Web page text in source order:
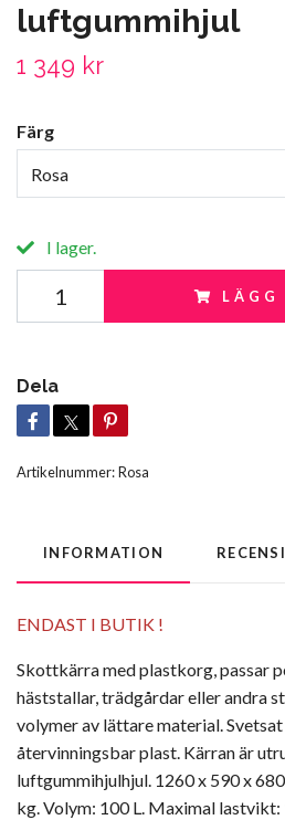
luftgummihjul
1 349 kr
Färg
Rosa
I lager.
LÄGG
Dela
Artikelnummer:Rosa
INFORMATION
ENDAST I BUTIK !
Skottkärra med plastkorg, passar
häststallar, trädgårdar eller andra
volymer av lättare material.
återvinningsbar plast. Kärran är
luftgummihjulhjul. 1260 x 590 x
kg. Volym: 100 L. Maximal lastvikt: